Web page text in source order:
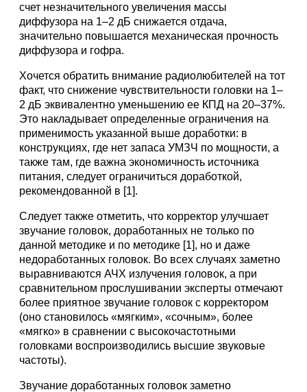
счет незначительного увеличения массы
диффузора на 1–2 дБ снижается отдача,
значительно повышается механическая прочность
диффузора и гофра.
Хочется обратить внимание радиолюбителей на тот
факт, что снижение чувствительности головки на 1–
2 дБ эквивалентно уменьшению ее КПД на 20–37%.
Это накладывает определенные ограничения на
применимость указанной выше доработки: в
конструкциях, где нет запаса УМЗЧ по мощности, а
также там, где важна экономичность источника
питания, следует ограничиться доработкой,
рекомендованной в [1].
Следует также отметить, что корректор улучшает
звучание головок, доработанных не только по
данной методике и по методике [1], но и даже
недоработанных головок. Во всех случаях заметно
выравниваются АЧХ излучения головок, а при
сравнительном прослушивании эксперты отмечают
более приятное звучание головок с корректором
(оно становилось «мягким», «сочным», более
«мягко» в сравнении с высокочастотными
головками воспроизводились высшие звуковые
частоты).
Звучание доработанных головок заметно